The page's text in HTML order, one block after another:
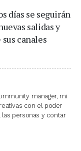
días se seguirán
salidas y
canales
manager, mi
con el poder
personas y contar